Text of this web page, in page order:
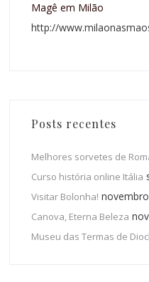
Magê em Milão
http://
Posts recentes
Melhores sorvetes de
Curso história online Itália
Visitar Bolonha!
Canova, Eterna Beleza
Museu das Termas de